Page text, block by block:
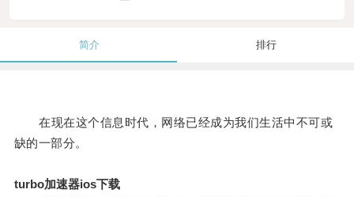
简介 排行
在现在这个信息时代，网络已经成为我们生活中不可或
缺的一部分。
turbo加速器ios下载